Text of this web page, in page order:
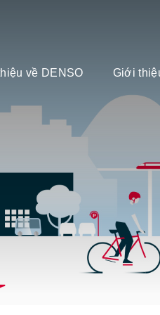
về DENSO Giới